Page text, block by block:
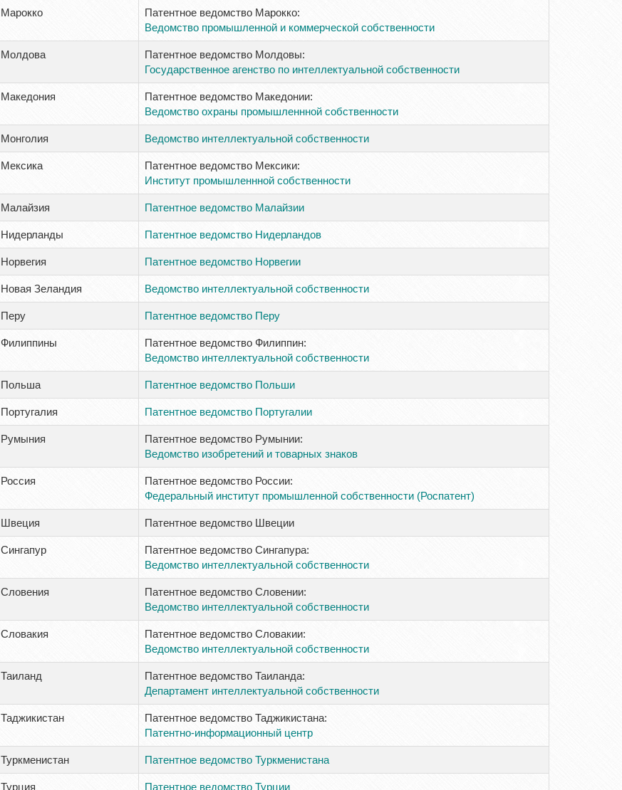
Марокко
Патентное ведомство Марокко:
Ведомство промышленной и коммерческой собственности
Молдова
Патентное ведомство Молдовы:
Государственное агенство по интеллектуальной собственности
Македония
Патентное ведомство Македонии:
Ведомство охраны промышленнной собственности
Монголия Ведомство интеллектуальной собственности
Мексика
Патентное ведомство Мексики:
Институт промышленнной собственности
Малайзия Патентное ведомство Малайзии
Нидерланды Патентное ведомство Нидерландов
Норвегия Патентное ведомство Норвегии
Новая Зеландия Ведомство интеллектуальной собственности
Перу Патентное ведомство Перу
Филиппины
Патентное ведомство Филиппин:
Ведомство интеллектуальной собственности
Польша Патентное ведомство Польши
Португалия Патентное ведомство Португалии
Румыния
Патентное ведомство Румынии:
Ведомство изобретений и товарных знаков
Россия
Патентное ведомство России:
Федеральный институт промышленной собственности (Роспатент)
Швеция Патентное ведомство Швеции
Сингапур
Патентное ведомство Сингапура:
Ведомство интеллектуальной собственности
Словения
Патентное ведомство Словении:
Ведомство интеллектуальной собственности
Словакия
Патентное ведомство Словакии:
Ведомство интеллектуальной собственности
Таиланд
Патентное ведомство Таиланда:
Департамент интеллектуальной собственности
Таджикистан
Патентное ведомство Таджикистана:
Патентно-информационный центр
Туркменистан Патентное ведомство Туркменистана
Турция Патентное ведомство Турции